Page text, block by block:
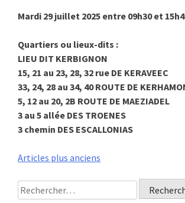
Mardi 29 juillet 2025 entre 09h30 et
Quartiers ou lieux-dits :
LIEU DIT KERBIGNON
15, 21 au 23, 28, 32 rue DE KERAVEEC
33, 24, 28 au 34, 40 ROUTE DE
5, 12 au 20, 2B ROUTE DE MAEZIADEL
3 au 5 allée DES TROENES
3 chemin DES ESCALLONIAS
Navigation
des
Articles plus anciens
Rechercher :